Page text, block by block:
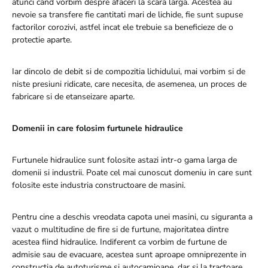
nevoie sa transfere fie cantitati mari de lichide, fie sunt supuse
factorilor corozivi, astfel incat ele trebuie sa beneficieze de o
protectie aparte.
Iar dincolo de debit si de compozitia lichidului, mai vorbim si de
niste presiuni ridicate, care necesita, de asemenea, un proces de
fabricare si de etanseizare aparte.
Domenii in care folosim furtunele hidraulice
Furtunele hidraulice sunt folosite astazi intr-o gama larga de
domenii si industrii. Poate cel mai cunoscut domeniu in care sunt
folosite este industria constructoare de masini.
Pentru cine a deschis vreodata capota unei masini, cu siguranta a
vazut o multitudine de fire si de furtune, majoritatea dintre
acestea fiind hidraulice. Indiferent ca vorbim de furtune de
admisie sau de evacuare, acestea sunt aproape omniprezente in